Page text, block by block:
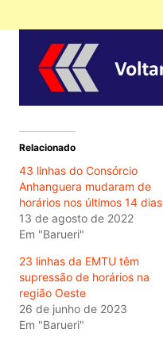
Relacionado
43 linhas do Consórcio
Anhanguera mudaram de
horários nos últimos 14 dias
13 de agosto de 2022
Em "Barueri"
23 linhas da EMTU têm
supressão de horários na
região Oeste
26 de junho de 2023
Em "Barueri"